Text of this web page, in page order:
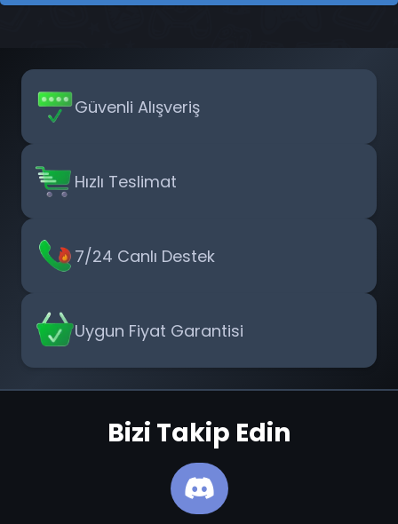
Güvenli Alışveriş
Hızlı Teslimat
7/24 Canlı Destek
Uygun Fiyat Garantisi
Bizi Takip Edin